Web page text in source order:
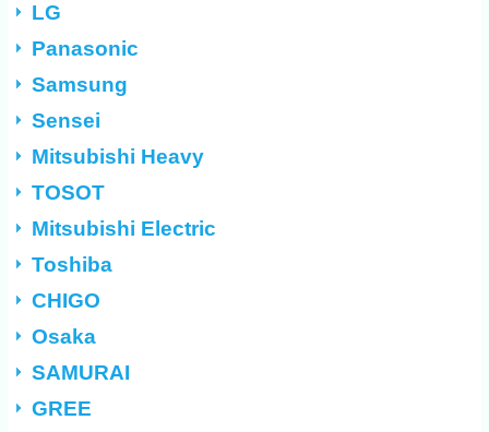
LG
Panasonic
Samsung
Sensei
Mitsubishi Heavy
TOSOT
Mitsubishi Electric
Toshiba
CHIGO
Osaka
SAMURAI
GREE